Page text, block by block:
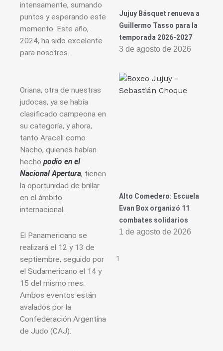
intensamente, sumando
puntos y esperando este
momento. Este año,
2024, ha sido excelente
para nosotros.
Oriana, otra de nuestras
judocas, ya se había
clasificado campeona en
su categoría, y ahora,
tanto Araceli como
Nacho, quienes habían
hecho podio en el
Nacional Apertura, tienen
la oportunidad de brillar
en el ámbito
internacional.
El Panamericano se
realizará el 12 y 13 de
septiembre, seguido por
el Sudamericano el 14 y
15 del mismo mes.
Ambos eventos están
avalados por la
Confederación Argentina
de Judo (CAJ).
Jujuy Básquet renueva a
Guillermo Tasso para la
temporada 2026-2027
3 de agosto de 2026
Alto Comedero: Escuela
Evan Box organizó 11
combates solidarios
1 de agosto de 2026